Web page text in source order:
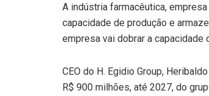
A indústria farmacêutica,
capacidade de produção e
empresa vai dobrar a capacidade
CEO do H. Egidio Group,
R$ 900 milhões, até 2027, do